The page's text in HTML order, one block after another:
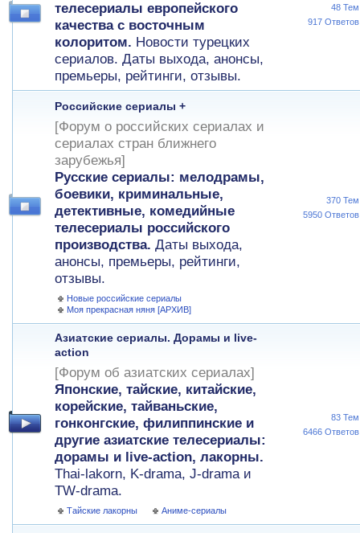
телесериалы европейского
качества с восточным
колоритом. Новости турецких
сериалов. Даты выхода, анонсы,
премьеры, рейтинги, отзывы.
48 Тем
917 Ответов
Российские сериалы +
[Форум о российских сериалах и
сериалах стран ближнего
зарубежья]
Русские сериалы: мелодрамы,
боевики, криминальные,
детективные, комедийные
телесериалы российского
производства. Даты выхода,
анонсы, премьеры, рейтинги,
отзывы.
Новые российские сериалы
Моя прекрасная няня [АРХИВ]
370 Тем
5950 Ответов
Азиатские сериалы. Дорамы и live-
action
[Форум об азиатских сериалах]
Японские, тайские, китайские,
корейские, тайваньские,
гонконгские, филиппинские и
другие азиатские телесериалы:
дорамы и live-action, лакорны.
Thai-lakorn, K-drama, J-drama и
TW-drama.
Тайские лакорны Аниме-сериалы
83 Тем
6466 Ответов